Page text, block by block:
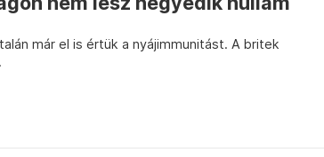
már el is értük a nyájimmunitást. A britek